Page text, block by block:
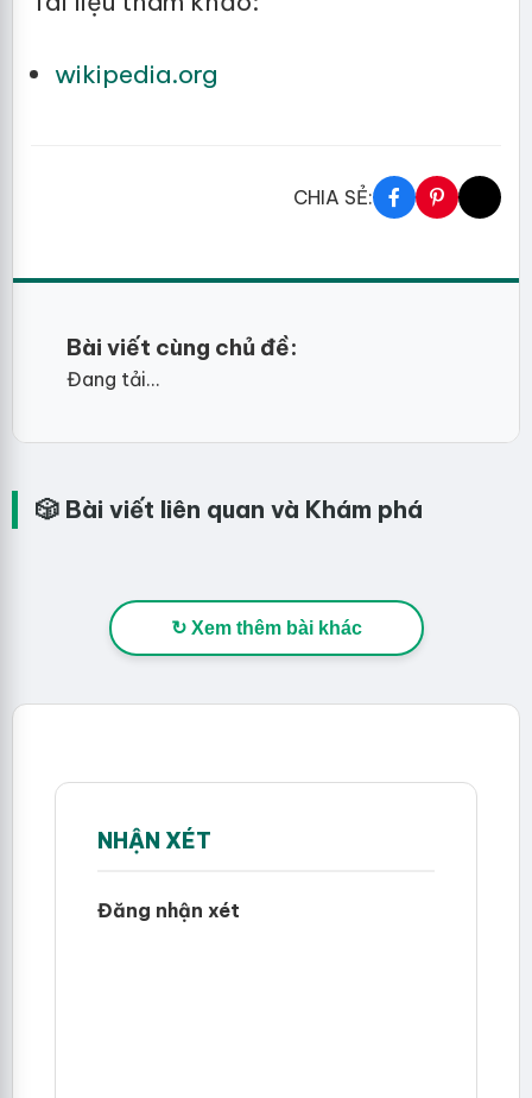
wikipedia.org
CHIA SẺ:
Bài viết cùng chủ đề:
Đang tải...
🎲 Bài viết liên quan và Khám phá
↻ Xem thêm bài khác
NHẬN XÉT
Đăng nhận xét